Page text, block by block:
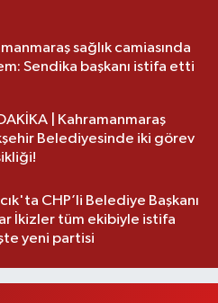
sağlık camiasında
Sendika başkanı istifa etti
| Kahramanmaraş
Belediyesinde iki görev
CHP’li Belediye Başkanı
İkizler tüm ekibiyle istifa
yeni partisi